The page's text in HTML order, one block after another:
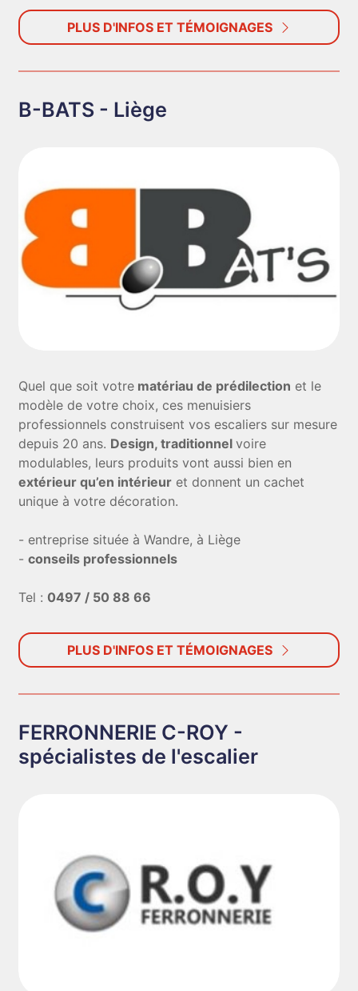
PLUS D'INFOS ET TÉMOIGNAGES
B-BATS - Liège
Quel que soit votre matériau de prédilection et le
modèle de votre choix, ces menuisiers
professionnels construisent vos escaliers sur mesure
depuis 20 ans. Design, traditionnelvoire
modulables, leurs produits vont aussi bien en
extérieur qu’en intérieur et donnent un cachet
unique à votre décoration.
- entreprise située à Wandre, à Liège
-conseils professionnels
Tel : 0497 / 50 88 66
PLUS D'INFOS ET TÉMOIGNAGES
FERRONNERIE C-ROY -
spécialistes de l'escalier